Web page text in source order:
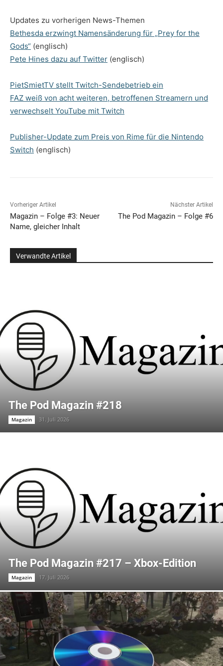
Updates zu vorherigen News-Themen
Bethesda erzwingt Namensänderung für „Prey for the
Gods“ (englisch)
Pete Hines dazu auf Twitter (englisch)
PietSmietTV stellt Twitch-Sendebetrieb ein
FAZ weiß von acht weiteren, betroffenen Streamern und
verwechselt YouTube mit Twitch
Publisher-Update zum Preis von Rime für die Nintendo
Switch (englisch)
Vorheriger Artikel
Magazin – Folge #3: Neuer
Name, gleicher Inhalt
Nächster Artikel
The Pod Magazin – Folge #6
Verwandte Artikel
The Pod Magazin #218
Magazin 31. Juli 2026
The Pod Magazin #217 – Xbox-Edition
Magazin 17. Juli 2026